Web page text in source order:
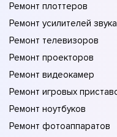
Ремонт плоттеров
Ремонт усилителей звука
Ремонт телевизоров
Ремонт проекторов
Ремонт видеокамер
Ремонт игровых
Ремонт ноутбуков
Ремонт фотоаппаратов